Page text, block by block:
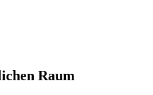
Raum